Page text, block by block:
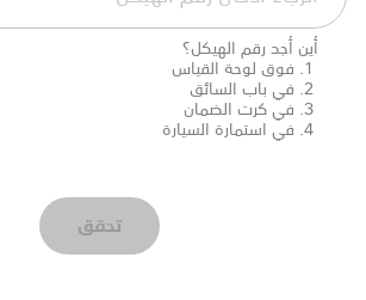
أين أجد رقم الهيكل؟
فوق لوحة القياس
في باب السائق
في كرت الضمان
في استمارة السيارة
تحقق